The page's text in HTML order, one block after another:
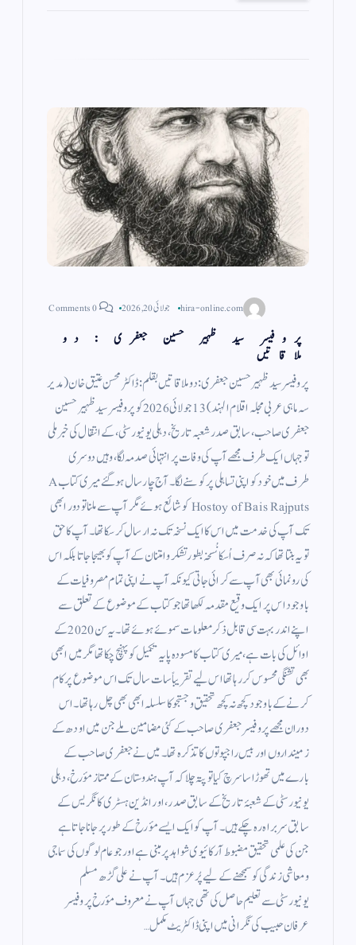
ok
r
hira-online.com جولائی 20, 2026
پروفیسر سید ظہیر حسین جعفری : دو
ملاقاتیں
پروفیسر سید ظہیر حسین جعفری: دو ملاقاتیں بقلم: ڈاکٹر محسن عتیق خان (مدیر
سہ ماہی عربی مجلہ اقلام الہند) 13 جولائی 2026 کو پروفیسر سید ظہیر حسین
جعفری صاحب، سابق صدر شعبہ تاریخ، دہلی یونیورسٹی، کے انتقال کی خبر ملی
تو جہاں ایک طرف مجھے آپ کی وفات پر انتہائی صدمہ لگا، وہیں دوسری
طرف میں خود کو اپنی تساہلی پر کوسنے لگا۔ آج چار سال ہو گئے میری کتاب A
Hostoy of Bais Rajputs کو شائع ہوئے مگر آپ سے ملنا تو دور ابھی
تک آپ کی خدمت میں اس کا ایک نسخہ تک نہ ارسال کر سکا تھا۔ آپ کا حق
تو یہ بنتا تھا کہ نہ صرف اُسکا نُسخہ بطور تشکر و امتنان کے آپ کو بھیجا جاتا بلکہ اس
کی رونمائی بھی آپ سے کرائی جاتی کیونکہ آپ نے اپنی تمام مصروفیات کے
باوجود اس پر ایک وقیع مقدمہ لکھا تھا جو کتاب کے موضوع کے تعلق سے
اپنے اندر بہت سی قابل ذکر معلومات سموئے ہوئے تھا۔ یہ سن 2020 کے
اوائل کی بات ہے، میری کتاب کا مسودہ پایہ تکمیل کو پہنچ چکا تھا مگر میں ابھی
بھی تشنگی محسوس کر رہا تھا اس لیے تقریباً سات سال تک اس موضوع پر کام
کرنے کے باوجود کچھ نہ کچھ تحقیق و جستجو کا سلسلہ ابھی بھی چل رہا تھا۔ اس
دوران مجھے پروفیسر جعفری صاحب کے کئی مضامين ملے جن میں اودھ کے
زمینداروں اور بیس راجپوتوں کا تذکرہ تھا۔ میں نے جعفری صاحب کے
بارے میں تھوڑا سا سرچ کیا تو پتہ چلا کہ آپ ہندوستان کے ممتاز مؤرخ، دہلی
یونیورسٹی کے شعبۂ تاریخ کے سابق صدر، اور انڈین ہسٹری کانگریس کے
سابق سربراہ رہ چکے ہیں۔ آپ کو ایک ایسے مؤرخ کے طور پر جانا جاتا ہے
جن کی علمی تحقیق مضبوط آرکائیوی شواہد پر مبنی ہے اور جو عام لوگوں کی سماجی
و معاشی زندگی کو سمجھنے کے لیے پُرعزم ہیں۔ آپ نے علی گڑھ مسلم
یونیورسٹی سے تعلیم حاصل کی تھی جہاں آپ نے معروف مؤرخ پروفیسر
عرفان حبیب کی نگرانی میں اپنی ڈاکٹریٹ مکمل…